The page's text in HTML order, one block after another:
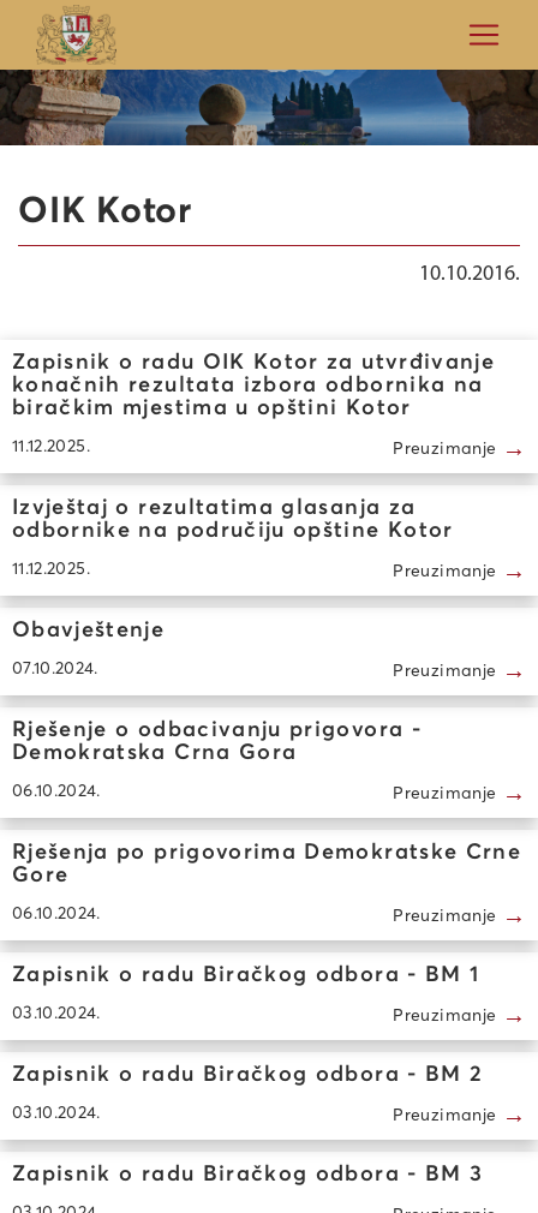
OIK Kotor
10.10.2016.
Zapisnik o radu OIK Kotor za utvrđivanje
konačnih rezultata izbora odbornika na
biračkim mjestima u opštini Kotor
11.12.2025. Preuzimanje →
Izvještaj o rezultatima glasanja za
odbornike na područiju opštine Kotor
11.12.2025. Preuzimanje →
Obavještenje
07.10.2024. Preuzimanje →
Rješenje o odbacivanju prigovora -
Demokratska Crna Gora
06.10.2024. Preuzimanje →
Rješenja po prigovorima Demokratske Crne
Gore
06.10.2024. Preuzimanje →
Zapisnik o radu Biračkog odbora - BM 1
03.10.2024. Preuzimanje →
Zapisnik o radu Biračkog odbora - BM 2
03.10.2024. Preuzimanje →
Zapisnik o radu Biračkog odbora - BM 3